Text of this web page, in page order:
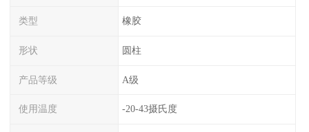
类型 橡胶
形状 圆柱
产品等级 A级
使用温度 -20-43摄氏度